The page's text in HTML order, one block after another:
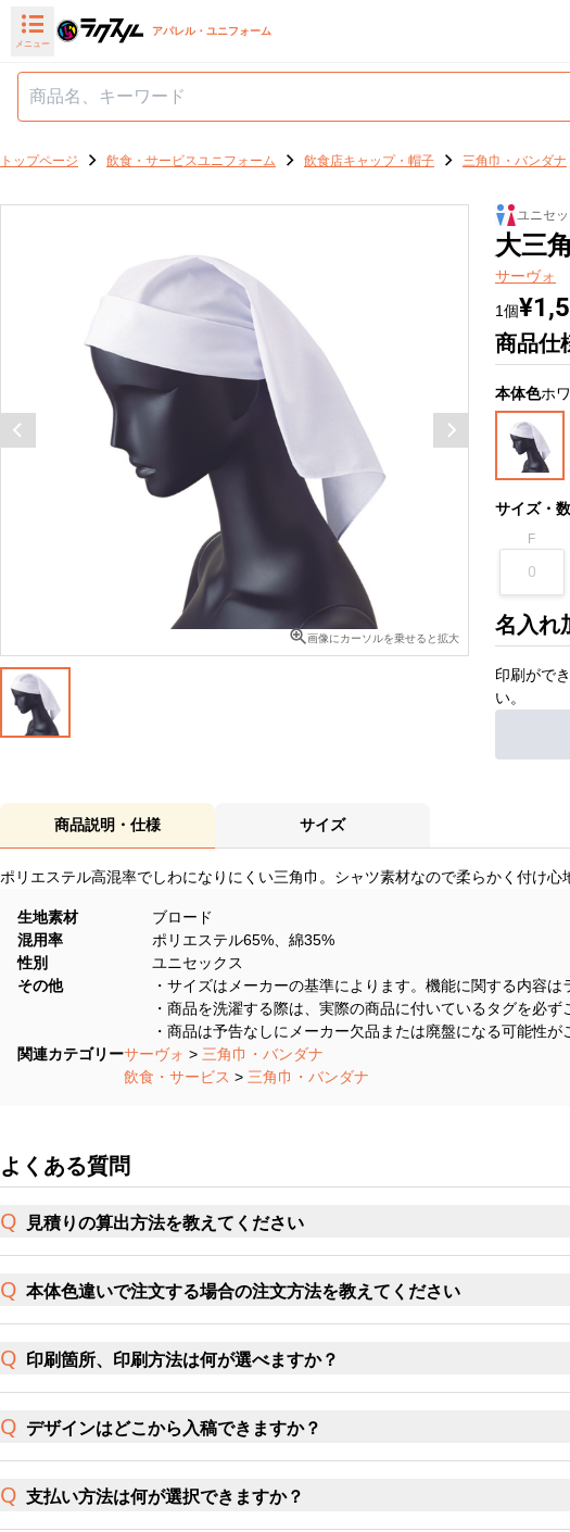
メニュー
アパレル・ユニフォーム
トップページ 飲食・サービスユニフォーム 飲食店キャップ・帽子 三角巾・バンダナ
画像にカーソルを乗せると拡大
ユニセ
大三
サーヴォ
1個
商品仕
本体色ホ
サイズ・
F
名入れ
印刷がで
い。
商品説明・仕様 サイズ
ポリエステル高混率でしわになりにくい三角巾。シャツ素材なので柔らかく付け心
生地素材
ブロード
混用率
ポリエステル65%、綿35%
性別
ユニセックス
その他
・サイズはメーカーの基準によります。機能に関する内容
・商品を洗濯する際は、実際の商品に付いているタグを必
・商品は予告なしにメーカー欠品または廃盤になる可能性
関連カテゴリーサーヴォ > 三角巾・バンダナ
飲食・サービス > 三角巾・バンダナ
よくある質問
見積りの算出方法を教えてください
本体色違いで注文する場合の注文方法を教えてください
印刷箇所、印刷方法は何が選べますか？
デザインはどこから入稿できますか？
支払い方法は何が選択できますか？